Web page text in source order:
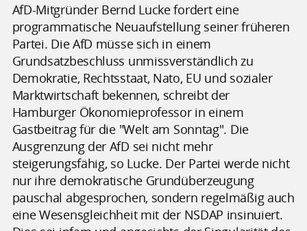
AfD-Mitgründer Bernd Lucke fordert eine
programmatische Neuaufstellung seiner früheren
Partei. Die AfD müsse sich in einem
Grundsatzbeschluss unmissverständlich zu
Demokratie, Rechtsstaat, Nato, EU und sozialer
Marktwirtschaft bekennen, schreibt der
Hamburger Ökonomieprofessor in einem
Gastbeitrag für die "Welt am Sonntag". Die
Ausgrenzung der AfD sei nicht mehr
steigerungsfähig, so Lucke. Der Partei werde nicht
nur ihre demokratische Grundüberzeugung
pauschal abgesprochen, sondern regelmäßig auch
eine Wesensgleichheit mit der NSDAP insinuiert.